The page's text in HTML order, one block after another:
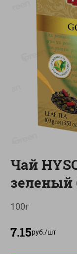
ягодные Местное
известное яблоко-
Показано 1-14 из
Мой Green
Чай
зеленый
100г
7.15руб./шт